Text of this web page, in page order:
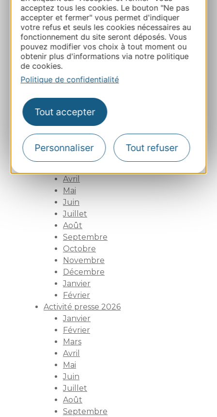
acceptez tous les cookies. Le bouton "Ne pas
accepter et fermer" vous permet d'indiquer
votre refus et seuls les cookies nécessaires au
fonctionnement du site seront déposés. Vous
pouvez modifier vos choix à tout moment ou
obtenir plus d'informations via notre politique
de cookies.
Politique de confidentialité
Tout accepter
Personnaliser Tout refuser
Février
Mars
Avril
Mai
Juin
Août
Septembre
Octobre
Novembre
Décembre
Activité Presse Janvier 2022
Activité Presse Avril 2022
Activité presse 2024
Avril
Mai
Juin
Juillet
Août
Septembre
Octobre
Novembre
Décembre
Janvier
Février
Activité presse 2026
Janvier
Février
Mars
Avril
Mai
Juin
Juillet
Août
Septembre